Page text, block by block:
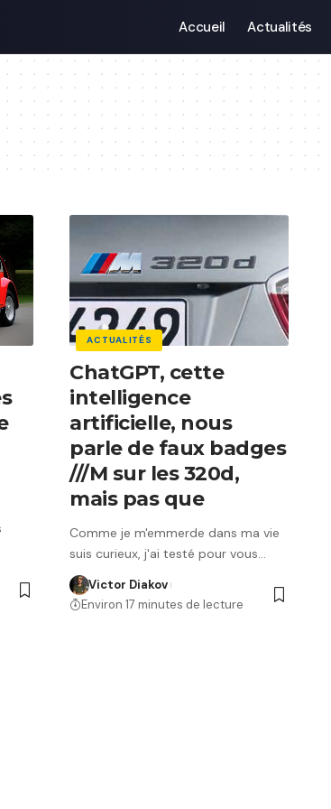
Accueil Actualités
ACTUALITÉS
ChatGPT, cette
intelligence
artificielle, nous
parle de faux badges
///M sur les 320d,
mais pas que
Comme je m'emmerde dans ma vie
suis curieux, j'ai testé pour vous…
Victor Diakov
Environ 17 minutes de lecture